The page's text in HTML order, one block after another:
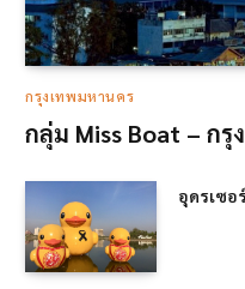
กรุงเทพมหานคร
กลุ่ม Miss Boat – ก